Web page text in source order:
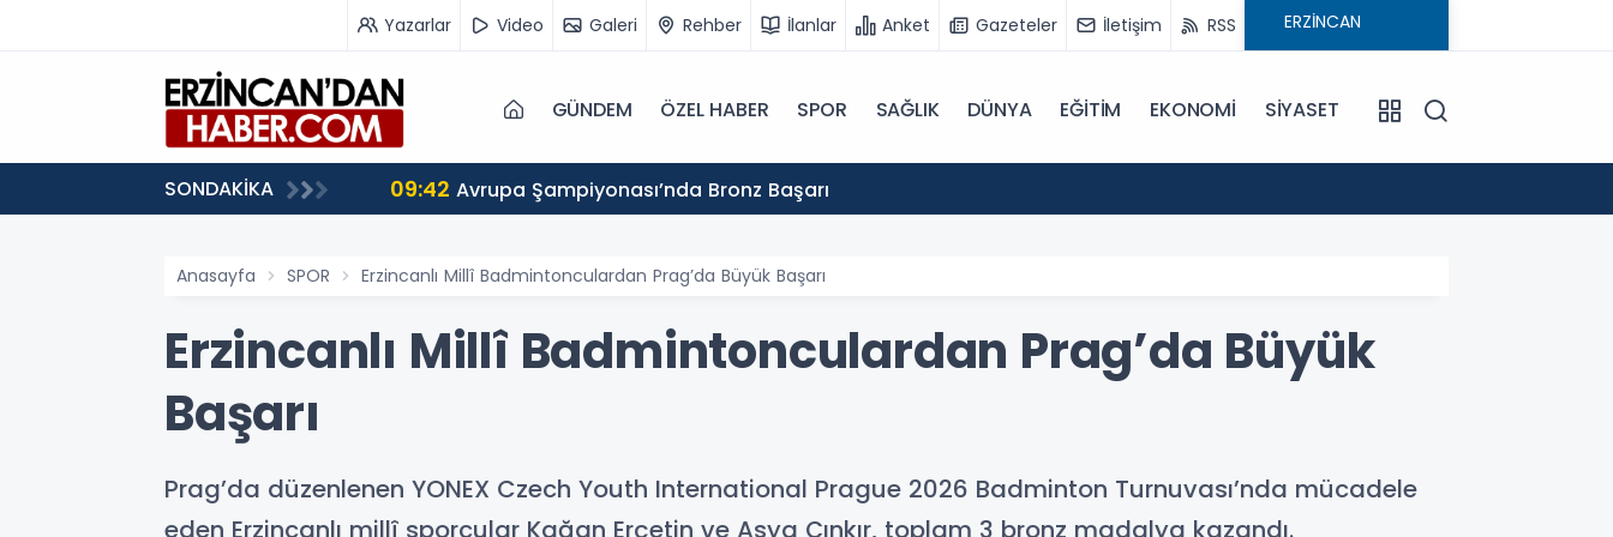
Yazarlar Video Galeri Rehber İlanlar Anket Gazeteler İletişim RSS
GÜNDEM ÖZEL HABER SPOR SAĞLIK DÜNYA EĞİTİM EKONOMİ SİYASET
SONDAKİKA 09:42 Avrupa Şampiyonası’nda Bronz Başarı
Anasayfa SPOR Erzincanlı Millî Badmintonculardan Prag’da Büyük Başarı
Erzincanlı Millî Badmintonculardan Prag’da Büyük
Başarı
Prag’da düzenlenen YONEX Czech Youth International Prague 2026 Badminton Turnuvası’nda mücadele
eden Erzincanlı millî sporcular Kağan Erçetin ve Asya Çınkır, toplam 3 bronz madalya kazandı.